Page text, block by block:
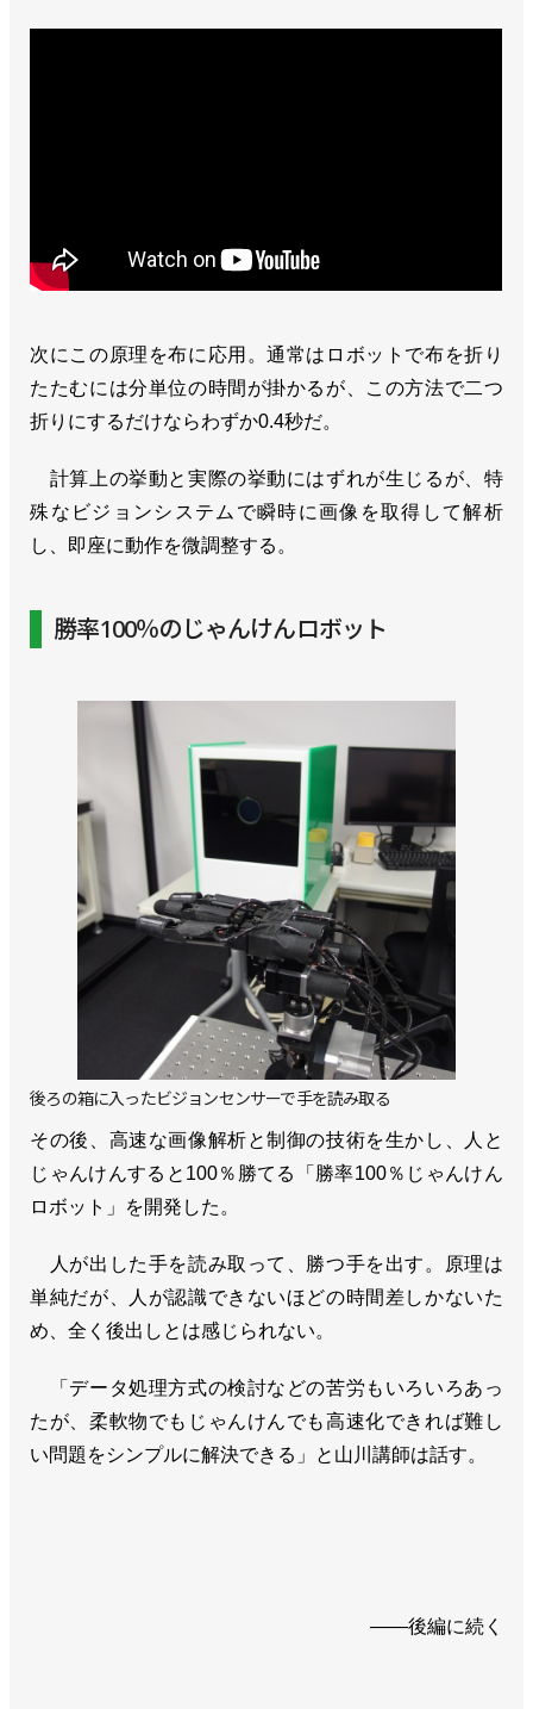
次にこの原理を布に応用。通常はロボットで布を折り
たたむには分単位の時間が掛かるが、この方法で二つ
折りにするだけならわずか0.4秒だ。
計算上の挙動と実際の挙動にはずれが生じるが、特
殊なビジョンシステムで瞬時に画像を取得して解析
し、即座に動作を微調整する。
勝率100％のじゃんけんロボット
後ろの箱に入ったビジョンセンサーで手を読み取る
その後、高速な画像解析と制御の技術を生かし、人と
じゃんけんすると100％勝てる「勝率100％じゃんけん
ロボット」を開発した。
人が出した手を読み取って、勝つ手を出す。原理は
単純だが、人が認識できないほどの時間差しかないた
め、全く後出しとは感じられない。
「データ処理方式の検討などの苦労もいろいろあっ
たが、柔軟物でもじゃんけんでも高速化できれば難し
い問題をシンプルに解決できる」と山川講師は話す。
——後編に続く